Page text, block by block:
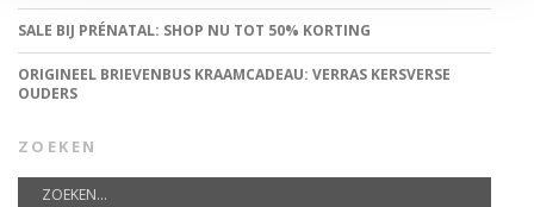
SALE BIJ PRÉNATAL: SHOP NU TOT 50% KORTING
ORIGINEEL BRIEVENBUS KRAAMCADEAU: VERRAS KERSVERSE
OUDERS
ZOEKEN